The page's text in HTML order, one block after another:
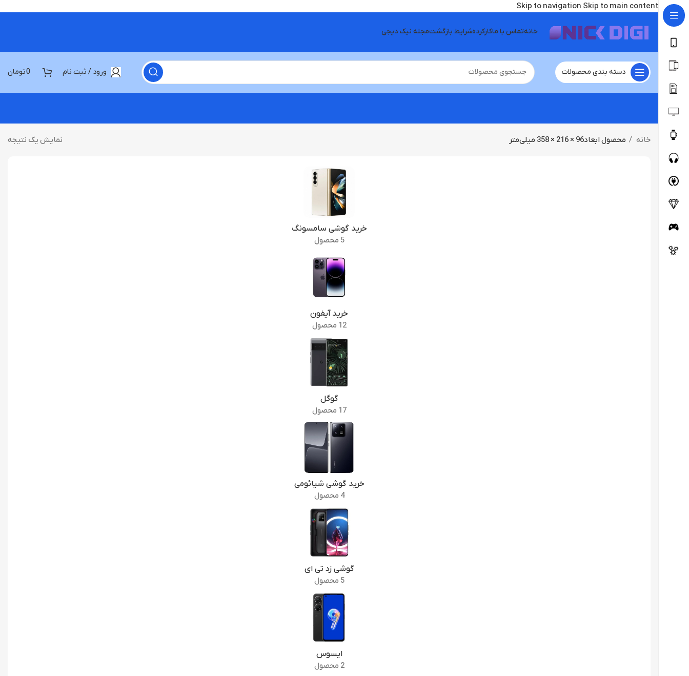
Skip to navigation Skip to main content
خانهتماس با ماکارکردهشرایط بازگشتمجله نیک دیجی
دسته بندی محصولات ورود / ثبت نام 0تومان
خانه محصول ابعاد96 × 216 × 358 میلی‌متر نمایش یک نتیجه
خرید گوشی سامسونگ
5 محصول
خرید آیفون
12 محصول
گوگل
17 محصول
خرید گوشی شیائومی
4 محصول
گوشی زد تی ای
5 محصول
ایسوس
2 محصول